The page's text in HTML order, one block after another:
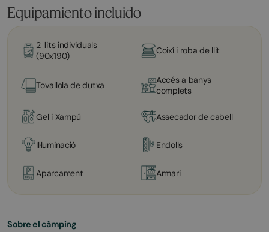
Equipamiento incluido
2 llits individuals
(90x190)
Coixí i roba de llit
Tovallola de dutxa
Accés a banys
complets
Gel i Xampú Assecador de cabell
Il·luminació Endolls
Aparcament Armari
Sobre el càmping